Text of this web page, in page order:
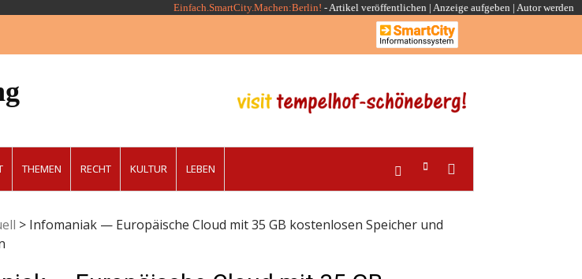
Einfach.SmartCity.Machen:Berlin! -Artikel veröffentlichen | Anzeige aufgeben | Autor werden
THEMEN RECHT KULTUR LEBEN
> Infomaniak — Europäische Cloud mit 35 GB kostenlosen Speicher und